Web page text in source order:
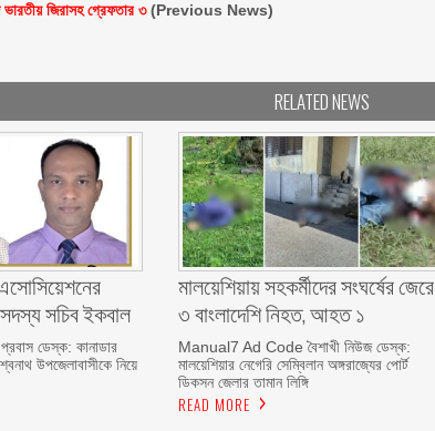
ভারতীয় জিরাসহ গ্রেফতার ৩(Previous News)
RELATED NEWS
সচিব ইকবাল
ডেস্ক: কানাডার
উপজেলাবাসীকে নিয়ে
মালয়েশিয়ায় সহকর্মীদের সংঘর্ষের জেরে
৩ বাংলাদেশি নিহত, আহত ১
Manual7 Ad Code বৈশাখী নিউজ ডেস্ক:
মালয়েশিয়ার নেগেরি সেম্বিলান অঙ্গরাজ্যের পোর্ট
ডিকসন জেলার তামান লিঙ্গি
READ MORE